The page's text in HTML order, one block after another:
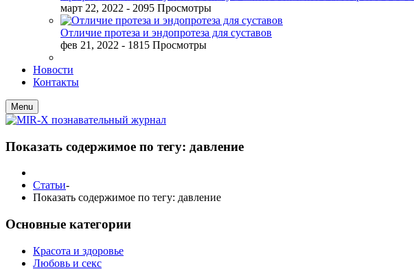
март 22, 2022 - 2095 Просмотры
Отличие протеза и эндопротеза для суставов
фев 21, 2022 - 1815 Просмотры
Новости
Контакты
Menu
Показать содержимое по тегу: давление
Статьи-
Показать содержимое по тегу: давление
Основные категории
Красота и здоровье
Любовь и секс